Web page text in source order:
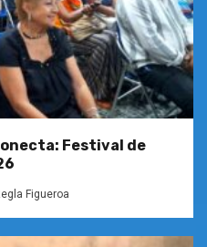
Festival de
Figueroa